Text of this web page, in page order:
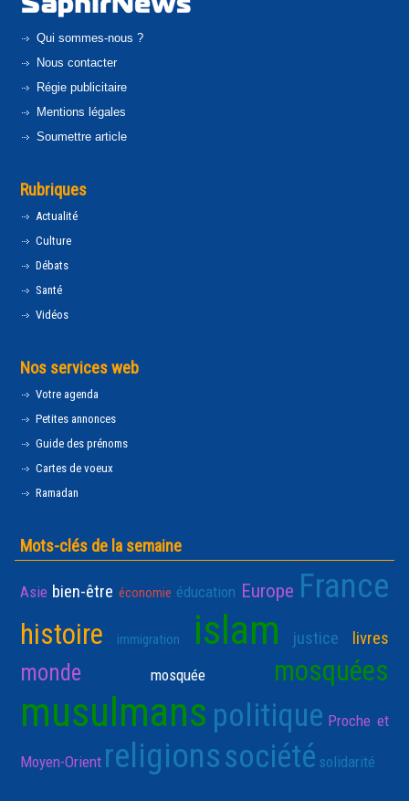
Qui sommes-nous ?
Nous contacter
Régie publicitaire
Mentions légales
Soumettre article
Rubriques
Actualité
Culture
Débats
Santé
Vidéos
Nos services web
Votre agenda
Petites annonces
Guide des prénoms
Cartes de voeux
Ramadan
Mots-clés de la semaine
Asie bien-être économie éducation Europe France
histoire immigration islam justice livres
monde mosquée mosquées
musulmans politique Proche et
Moyen-Orient religionssociété solidarité